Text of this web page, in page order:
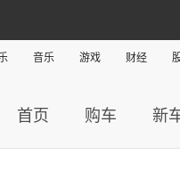
音乐 游戏 财经
首页 购车 新